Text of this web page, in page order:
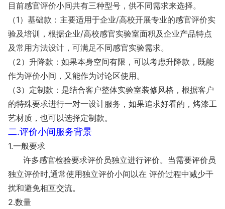
目前感官评价小间共有三种型号，供不同需求来选择。
（1）基础款：主要适用于企业/高校开展专业的感官评价实
验及培训，根据企业/高校感官实验室面积及企业产品特点
及常用方法设计，可满足不同感官实验需求。
（2）升降款：如果本身空间有限，可以考虑升降款，既能
作为评价小间，又能作为讨论区使用。
（3）定制款：是结合客户整体实验室装修风格，根据客户
的特殊要求进行一对一设计服务，如果追求好看的，烤漆工
艺材质，也可以选择定制款。
二.评价小间服务背景
1.一般要求
许多感官检验要求评价员独立进行评价。当需要评价员
独立评价时,通常使用独立评价小间以在 评价过程中减少干
扰和避免相互交流。
2.数量